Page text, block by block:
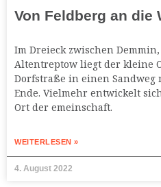
Von Feldberg an die
Im Dreieck zwischen
Altentreptow liegt der kleine
Dorfstraße in einen
Ende. Vielmehr entwickelt
Ort der emeinschaft.
WEITERLESEN »
4. August 2022